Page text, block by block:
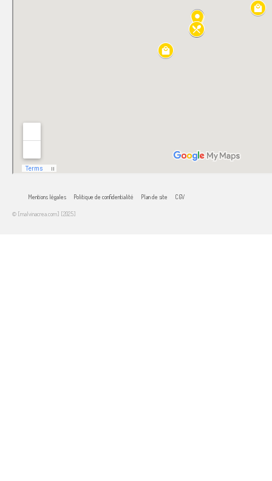
Mentions légales Politique de confidentialité Plan de site CGV
© [malvinacrea.com] [2025]